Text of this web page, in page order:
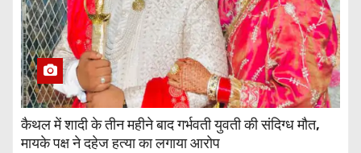
कैथल में शादी के तीन महीने बाद गर्भवती युवती की संदिग्ध मौत,
मायके पक्ष ने दहेज हत्या का लगाया आरोप